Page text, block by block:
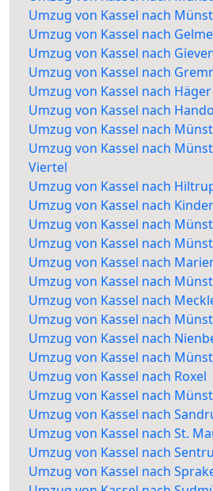
Umzug von Kassel nach
Umzug von Kassel nach
Umzug von Kassel nach
Umzug von Kassel nach
Umzug von Kassel nach Häger
Umzug von Kassel nach
Umzug von Kassel nach
Umzug von Kassel nach
Viertel
Umzug von Kassel nach
Umzug von Kassel nach
Umzug von Kassel nach
Umzug von Kassel nach
Umzug von Kassel nach
Umzug von Kassel nach
Umzug von Kassel nach
Umzug von Kassel nach
Umzug von Kassel nach
Umzug von Kassel nach
Umzug von Kassel nach Roxel
Umzug von Kassel nach
Umzug von Kassel nach
Umzug von Kassel nach St.
Umzug von Kassel nach
Umzug von Kassel nach